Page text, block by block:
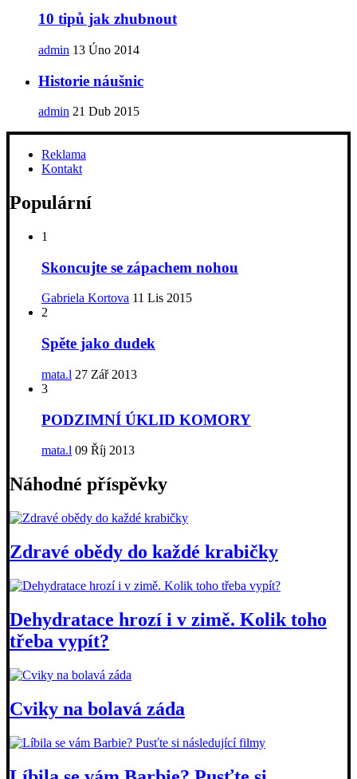
10 tipů jak zhubnout
admin 13 Úno 2014
Historie náušnic
admin 21 Dub 2015
Reklama
Kontakt
Populární
1
Skoncujte se zápachem nohou
Gabriela Kortova 11 Lis 2015
2
Spěte jako dudek
mata.l 27 Zář 2013
3
PODZIMNÍ ÚKLID KOMORY
mata.l 09 Říj 2013
Náhodné příspěvky
Zdravé obědy do každé krabičky
Dehydratace hrozí i v zimě. Kolik toho
třeba vypít?
Cviky na bolavá záda